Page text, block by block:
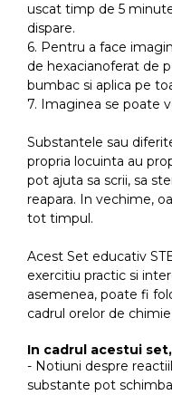
uscat timp de 5
dispare.
6. Pentru a face
de hexacianoferat de
bumbac si aplica pe
7. Imaginea se poate
Substantele sau
propria locuinta au
pot ajuta sa scrii, sa
reapara. In vechime,
tot timpul.
Acest Set educativ
exercitiu practic si
asemenea, poate fi
cadrul orelor de
In cadrul acestui
- Notiuni despre
substante pot